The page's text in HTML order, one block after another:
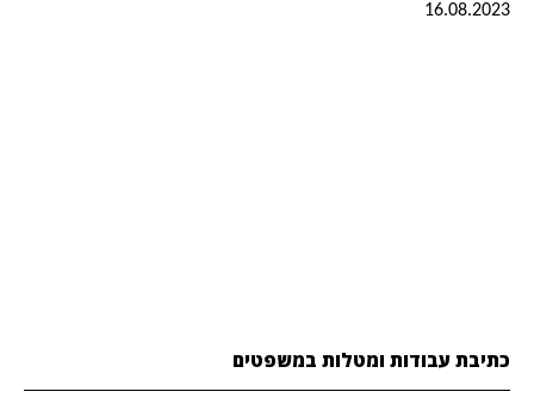
16.08.2023
כתיבת עבודות ומטלות במשפטים